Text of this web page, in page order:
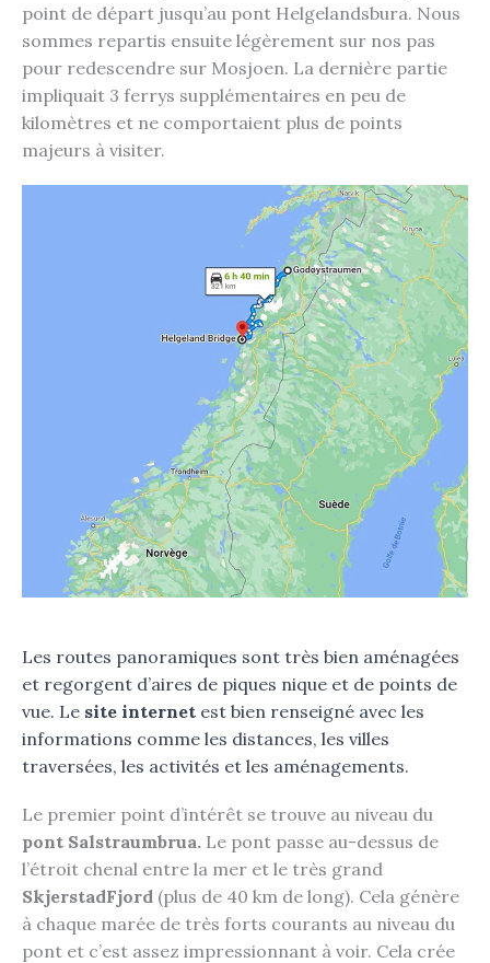
point de départ jusqu’au pont Helgelandsbura. Nous
sommes repartis ensuite légèrement sur nos pas
pour redescendre sur Mosjoen. La dernière partie
impliquait 3 ferrys supplémentaires en peu de
kilomètres et ne comportaient plus de points
majeurs à visiter.
Les routes panoramiques sont très bien aménagées
et regorgent d’aires de piques nique et de points de
vue. Le site internet est bien renseigné avec les
informations comme les distances, les villes
traversées, les activités et les aménagements.
Le premier point d’intérêt se trouve au niveau du
pont Salstraumbrua. Le pont passe au-dessus de
l’étroit chenal entre la mer et le très grand
SkjerstadFjord (plus de 40 km de long). Cela génère
à chaque marée de très forts courants au niveau du
pont et c’est assez impressionnant à voir. Cela crée